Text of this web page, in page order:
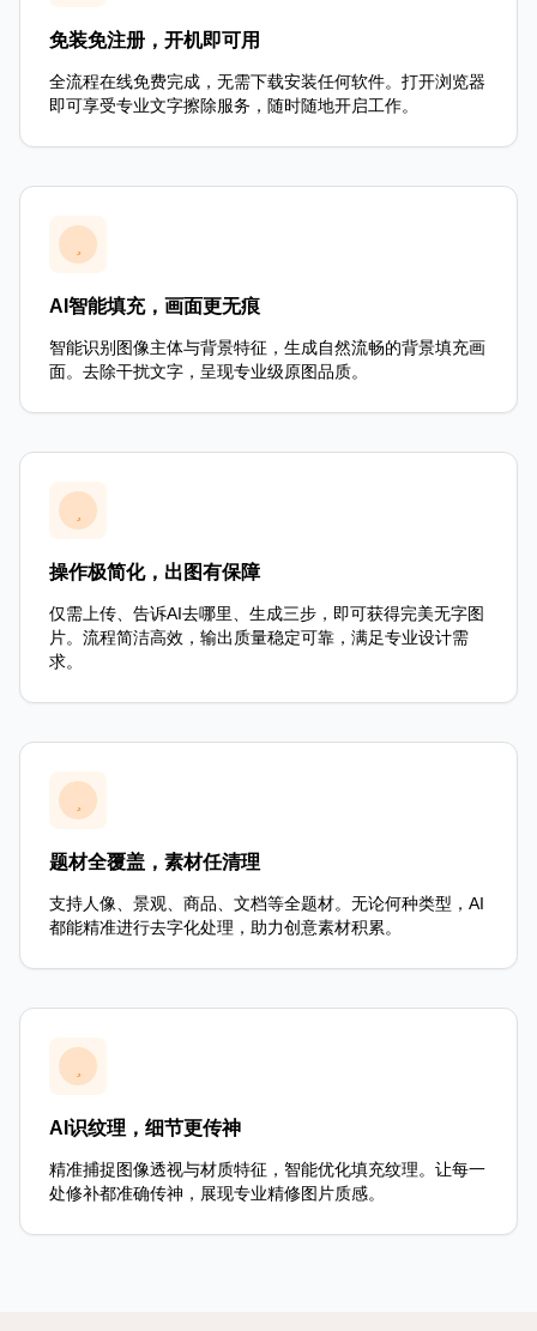
免装免注册，开机即可用
全流程在线免费完成，无需下载安装任何软件。打开浏览器
即可享受专业文字擦除服务，随时随地开启工作。
AI智能填充，画面更无痕
智能识别图像主体与背景特征，生成自然流畅的背景填充画
面。去除干扰文字，呈现专业级原图品质。
操作极简化，出图有保障
仅需上传、告诉AI去哪里、生成三步，即可获得完美无字图
片。流程简洁高效，输出质量稳定可靠，满足专业设计需
求。
题材全覆盖，素材任清理
支持人像、景观、商品、文档等全题材。无论何种类型，AI
都能精准进行去字化处理，助力创意素材积累。
AI识纹理，细节更传神
精准捕捉图像透视与材质特征，智能优化填充纹理。让每一
处修补都准确传神，展现专业精修图片质感。